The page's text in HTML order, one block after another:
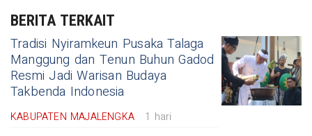
BERITA TERKAIT
Tradisi Nyiramkeun Pusaka Talaga
Manggung dan Tenun Buhun Gadod
Resmi Jadi Warisan Budaya
Takbenda Indonesia
KABUPATEN MAJALENGKA 1 hari